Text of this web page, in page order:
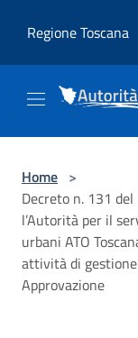
Regione Toscana
Home >
Decreto n. 131
l’Autorità per il
urbani ATO
attività di
Approvazione